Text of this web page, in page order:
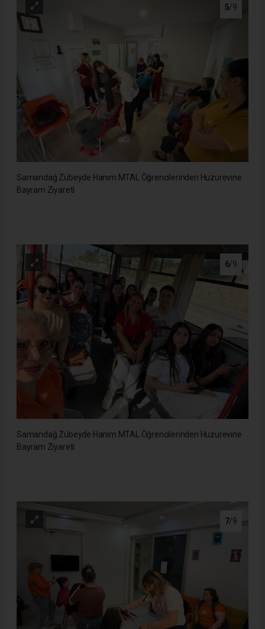
5/9
Samandağ Zübeyde Hanım MTAL Öğrencilerinden Huzurevine
Bayram Ziyareti
6/9
Samandağ Zübeyde Hanım MTAL Öğrencilerinden Huzurevine
Bayram Ziyareti
7/9